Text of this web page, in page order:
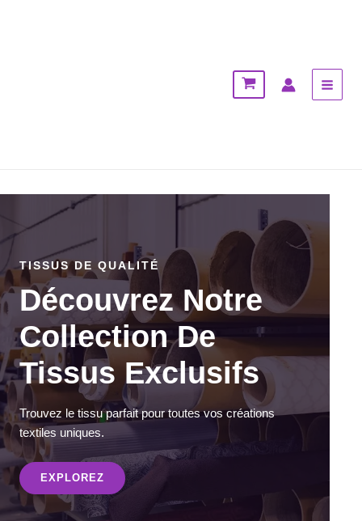
TISSUS DE QUALITÉ
Découvrez Notre
Collection De
Tissus Exclusifs
Trouvez le tissu parfait pour toutes vos créations
textiles uniques.
EXPLOREZ